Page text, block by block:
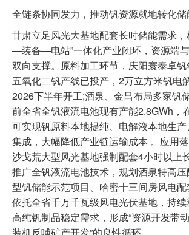
全链条协同发力，推动钒资源就地转化
甘肃立足风光大基地配套长时储能需求
—装备—电站”一体化产业闭环，资源端
双向支撑。原料加工环节，庆阳寰泰卓
五氧化二钒产线已投产，2万立方米钒电
2026下半年开工;酒泉、金昌布局多家钒
前全省全钒液流电池现有产能2.8GWh，
可实现钒原料本地提纯、电解液本地生
集成，大幅降低产业链运输成本 。应用
沙戈荒大型风光基地强制配套4小时以上
推广全钒液流电池技术，规划酒泉特高
型钒储能示范项目、哈密十三间房风电配
依托全省千万千瓦级风电光伏基地，持续
高纯钒制品稳定需求，形成“资源开发带